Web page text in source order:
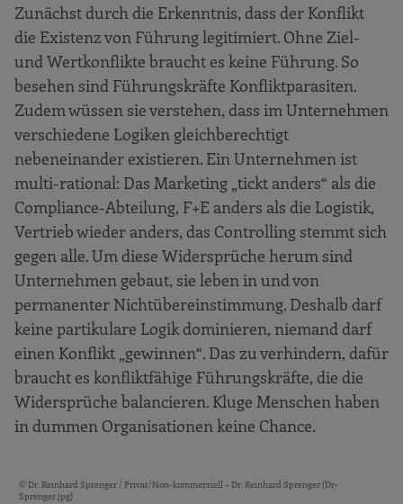
Zunächst durch die Erkenntnis, dass der Konflikt
die Existenz von Führung legitimiert. Ohne Ziel-
und Wertkonflikte braucht es keine Führung. So
besehen sind Führungskräfte Konfliktparasiten.
Zudem wüssen sie verstehen, dass im Unternehmen
verschiedene Logiken gleichberechtigt
nebeneinander existieren. Ein Unternehmen ist
multi-rational: Das Marketing „tickt anders“ als die
Compliance-Abteilung, F+E anders als die Logistik,
Vertrieb wieder anders, das Controlling stemmt sich
gegen alle. Um diese Widersprüche herum sind
Unternehmen gebaut, sie leben in und von
permanenter Nichtübereinstimmung. Deshalb darf
keine partikulare Logik dominieren, niemand darf
einen Konflikt „gewinnen“. Das zu verhindern, dafür
braucht es konfliktfähige Führungskräfte, die die
Widersprüche balancieren. Kluge Menschen haben
in dummen Organisationen keine Chance.
Bildquellen und Copyright-Hinweise
© Dr. Reinhard Sprenger / Privat/Non-kommerziell – Dr. Reinhard Sprenger (Dr-
Sprenger.jpg)